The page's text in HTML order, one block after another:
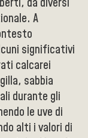
A
significativi
calcarei
sabbia
durante gli
le uve di
alti i valori di